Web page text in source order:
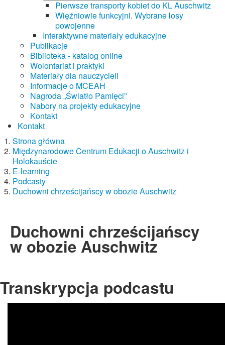
Pierwsze transporty kobiet do KL Auschwitz
Więźniowie funkcyjni. Wybrane losy
powojenne
Interaktywne materiały edukacyjne
Publikacje
Biblioteka - katalog online
Wolontariat i praktyki
Materiały dla nauczycieli
Informacje o MCEAH
Nagroda „Światło Pamięci”
Nabory na projekty edukacyjne
Kontakt
Kontakt
Strona główna
Międzynarodowe Centrum Edukacji o Auschwitz i
Holokauście
E-learning
Podcasty
Duchowni chrześcijańscy w obozie Auschwitz
Duchowni chrześcijańscy
w obozie Auschwitz
Transkrypcja podcastu